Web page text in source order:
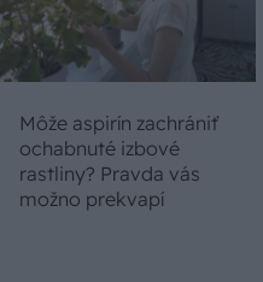
Môže aspirín zachrániť
ochabnuté izbové
rastliny? Pravda vás
možno prekvapí